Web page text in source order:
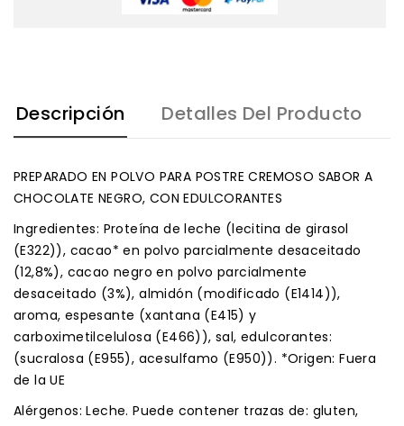
Descripción Detalles Del Producto
PREPARADO EN POLVO PARA POSTRE CREMOSO SABOR A
CHOCOLATE NEGRO, CON EDULCORANTES
Ingredientes: Proteína de leche (lecitina de girasol
(E322)), cacao* en polvo parcialmente desaceitado
(12,8%), cacao negro en polvo parcialmente
desaceitado (3%), almidón (modificado (E1414)),
aroma, espesante (xantana (E415) y
carboximetilcelulosa (E466)), sal, edulcorantes:
(sucralosa (E955), acesulfamo (E950)). *Origen: Fuera
de la UE
Alérgenos: Leche. Puede contener trazas de: gluten,